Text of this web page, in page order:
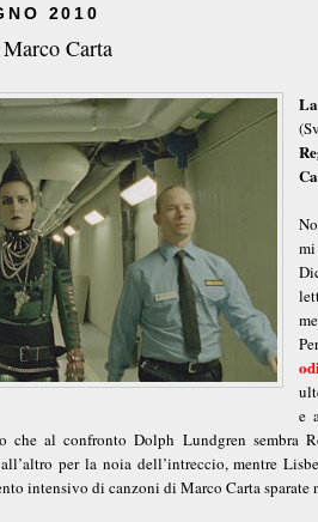
2010
Carta
e
al confronto Dolph Lundgren sembra
per la noia dell’intreccio, mentre
intensivo di canzoni di Marco Carta sparate